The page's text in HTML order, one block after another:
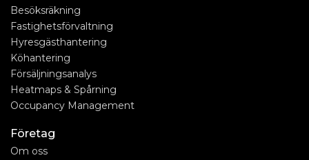
Besöksräkning
Fastighetsförvaltning
Hyresgästhantering
Köhantering
Försäljningsanalys
Heatmaps & Spårning
Occupancy Management
Företag
Om oss